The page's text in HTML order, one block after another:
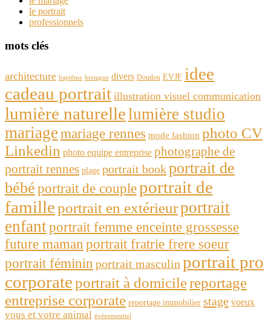
le portrait
professionnels
mots clés
architecture baptême bretagne divers Doudou EVJF idee
cadeau portrait illustration visuel communication
lumière naturellelumière studio
mariagemariage rennes mode fashion photo CV
Linkedin photo equipe entreprise photographe de
portrait rennes plage portrait bookportrait de
bébéportrait de coupleportrait de
familleportrait en extérieurportrait
enfantportrait femme enceinte grossesse
future maman portrait fratrie frere soeur
portrait féminin portrait masculin portrait pro
corporateportrait à domicilereportage
entreprise corporate reportage immobilier stage voeux
vous et votre animal événementiel